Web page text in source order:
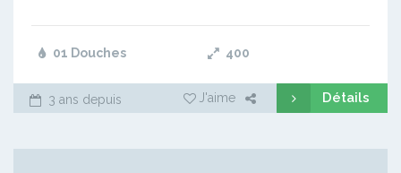
01 Douches 400
3 ans depuis J'aime Détails